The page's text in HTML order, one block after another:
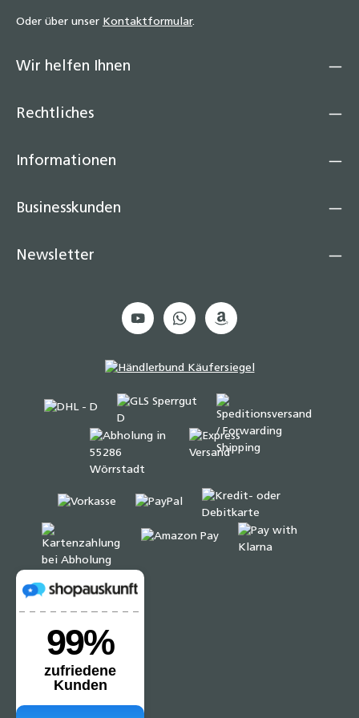
Oder über unser Kontaktformular.
Wir helfen Ihnen
Rechtliches
Informationen
Businesskunden
Newsletter